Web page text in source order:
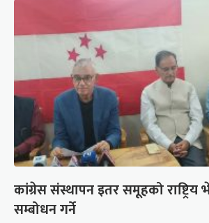
कांग्रेस संस्थापन इतर समूहको
सम्बोधन गर्ने